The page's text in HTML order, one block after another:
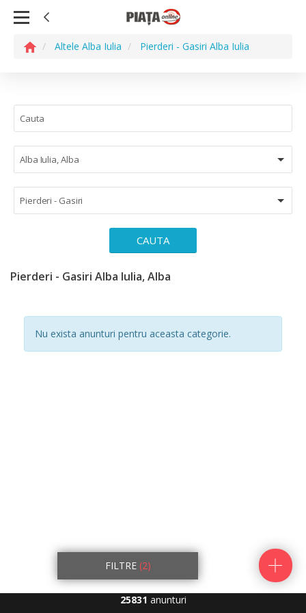
Altele Alba Iulia Pierderi - Gasiri Alba Iulia
Alba Iulia, Alba
Pierderi - Gasiri
CAUTA
Pierderi - Gasiri Alba Iulia, Alba
Nu exista anunturi pentru aceasta categorie.
FILTRE (2)
25831 anunturi